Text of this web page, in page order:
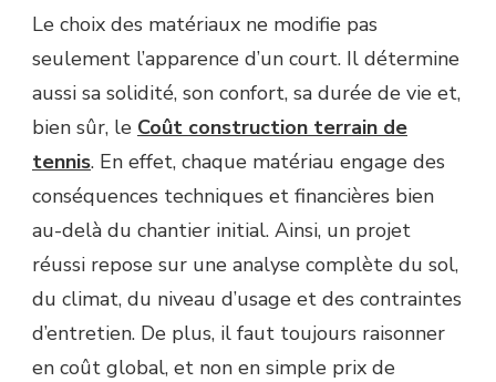
Le choix des matériaux ne modifie pas
seulement l’apparence d’un court. Il détermine
aussi sa solidité, son confort, sa durée de vie et,
bien sûr, le Coût construction terrain de
tennis. En effet, chaque matériau engage des
conséquences techniques et financières bien
au-delà du chantier initial. Ainsi, un projet
réussi repose sur une analyse complète du sol,
du climat, du niveau d’usage et des contraintes
d’entretien. De plus, il faut toujours raisonner
en coût global, et non en simple prix de